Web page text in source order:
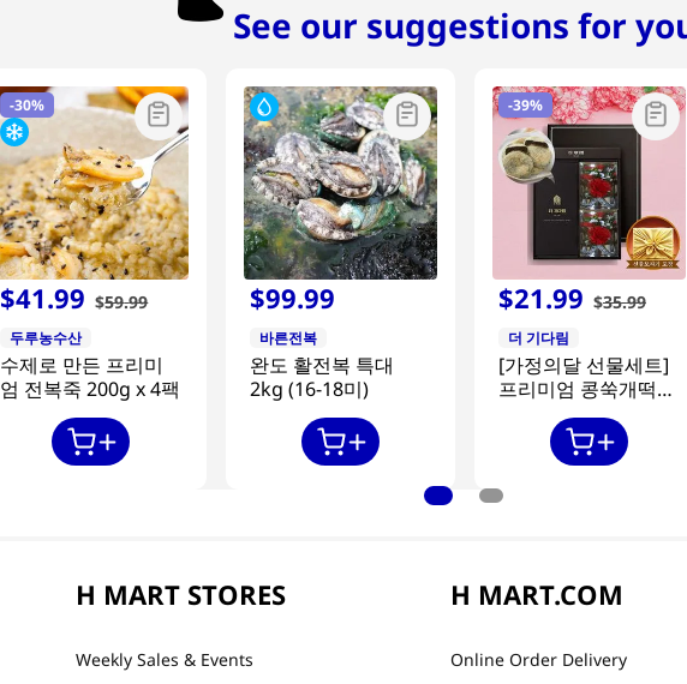
See our suggestions for
-30%
$41.99 $59.99
두루농수산
수제로 만든 프리미
엄 전복죽 200g x 4팩
$99.99
바른전복
완도 활전복 특대
2kg (16-18미)
-39%
$21.99 $35.99
더 기다림
[가정의달 선물세트]
프리미엄 콩쑥개떡
840g + 카네이션 2개
H MART STORES
Weekly Sales & Events
H MART.COM
Online Order Delivery